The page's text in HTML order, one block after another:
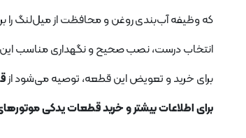
که وظیفه آب‌بندی روغن و محافظت از میل‌لنگ را
انتخاب درست، نصب صحیح و نگهداری مناسب
برای خرید و تعویض این قطعه، توصیه می‌شود از
برای اطلاعات بیشتر و خرید قطعات یدکی